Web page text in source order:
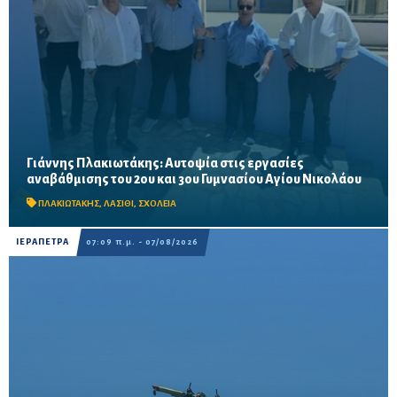
Γιάννης Πλακιωτάκης: Αυτοψία στις εργασίες
αναβάθμισης του 2ου και 3ου Γυμνασίου Αγίου Νικολάου
ΠΛΑΚΙΩΤΑΚΗΣ, ΛΑΣΙΘΙ, ΣΧΟΛΕΙΑ
Οι παρεμβάσεις του προγράμματος «Μαριέττα Γιαννάκου»
αναμένεται να ολοκληρωθούν πριν από τη νέα σχολική χρονιά –
Προβλέπονται ανακαινίσεις αιθουσών, αύλειων και...
ΙΕΡΑΠΕΤΡΑ 07:09 π.μ. - 07/08/2026